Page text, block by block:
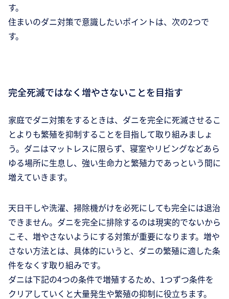
す。
住まいのダニ対策で意識したいポイントは、次の2つで
す。
完全死滅ではなく増やさないことを目指す
家庭でダニ対策をするときは、ダニを完全に死滅させるこ
とよりも繁殖を抑制することを目指して取り組みましょ
う。ダニはマットレスに限らず、寝室やリビングなどあら
ゆる場所に生息し、強い生命力と繁殖力であっという間に
増えていきます。
天日干しや洗濯、掃除機がけを必死にしても完全には退治
できません。ダニを完全に排除するのは現実的でないから
こそ、増やさないようにする対策が重要になります。増や
さない方法とは、具体的にいうと、ダニの繁殖に適した条
件をなくす取り組みです。
ダニは下記の4つの条件で増殖するため、1つずつ条件を
クリアしていくと大量発生や繁殖の抑制に役立ちます。